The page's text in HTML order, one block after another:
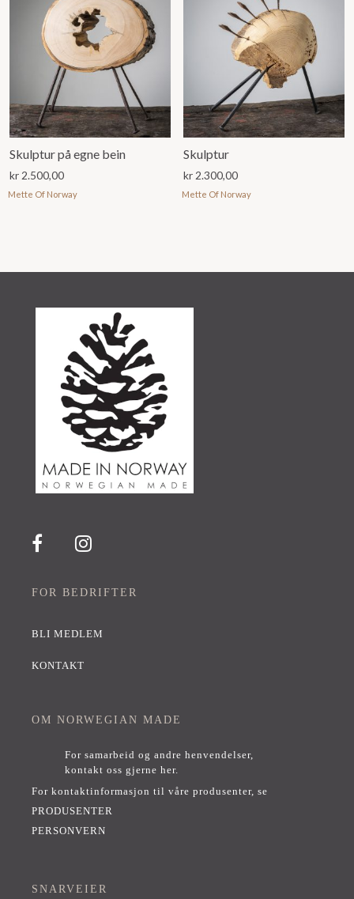
Skulptur på egne bein
kr 2.500,00
Mette Of Norway
Skulptur
kr 2.300,00
Mette Of Norway
FOR BEDRIFTER
BLI MEDLEM
KONTAKT
OM NORWEGIAN MADE
For samarbeid og andre henvendelser,
kontakt oss gjerne her.
For kontaktinformasjon til våre produsenter, se
PRODUSENTER
PERSONVERN
SNARVEIER